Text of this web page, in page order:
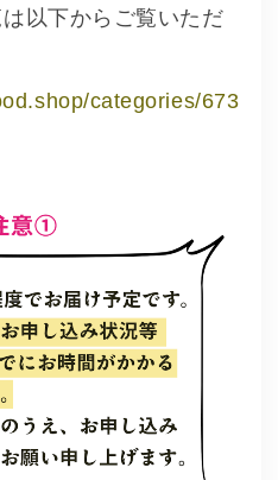
以下からご覧いただ
categories/673